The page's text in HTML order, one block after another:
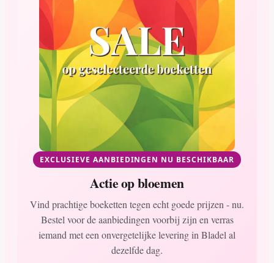
EXCLUSIEVE AANBIEDINGEN NU BESCHIKBAAR
Actie op bloemen
Vind prachtige boeketten tegen echt goede prijzen - nu.
Bestel voor de aanbiedingen voorbij zijn en verras
iemand met een onvergetelijke levering in Bladel al
dezelfde dag.